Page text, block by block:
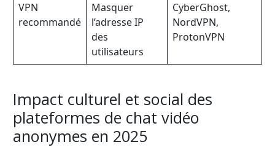
VPN
recommandé
Masquer
l’adresse IP
des
utilisateurs
CyberGhost,
NordVPN,
ProtonVPN
Impact culturel et social des
plateformes de chat vidéo
anonymes en 2025